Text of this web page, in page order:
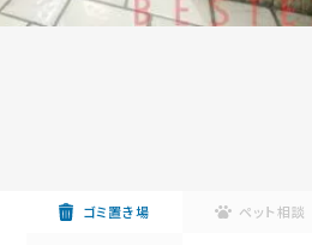
ゴミ置き場 ペット相談